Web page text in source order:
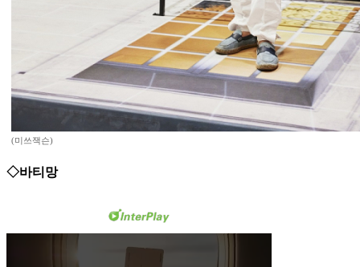
(미쓰잭슨)
◇바티망